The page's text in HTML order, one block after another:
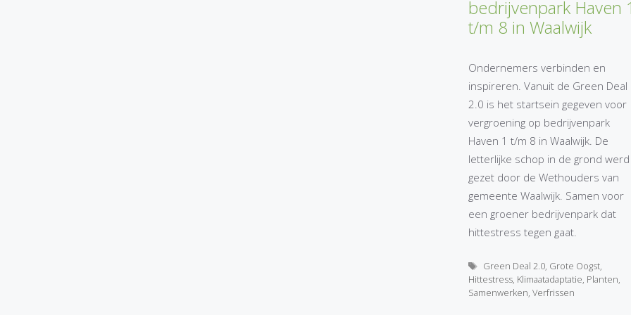
bedrijvenpark Haven
t/m 8 in Waalwijk
Ondernemers verbinden en
inspireren. Vanuit de Green Deal
2.0 is het startsein gegeven voor
vergroening op bedrijvenpark
Haven 1 t/m 8 in Waalwijk. De
letterlijke schop in de grond werd
gezet door de Wethouders van
gemeente Waalwijk. Samen voor
een groener bedrijvenpark dat
hittestress tegen gaat.
Tags
Green Deal 2.0, Grote Oogst,
Hittestress, Klimaatadaptatie, Planten,
Samenwerken,Verfrissen